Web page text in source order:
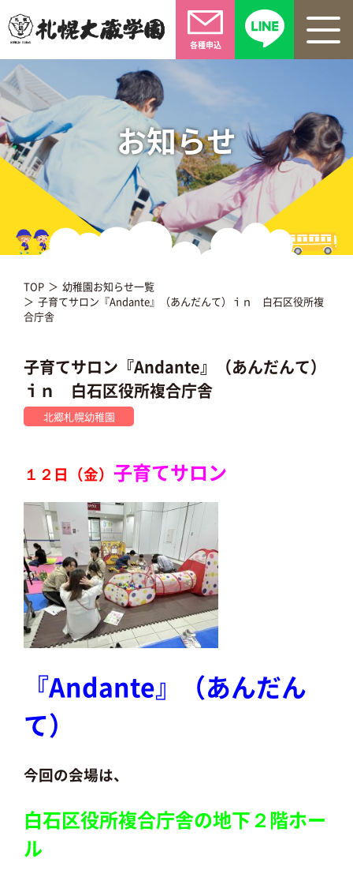
各種申込
お知らせ
TOP
幼稚園お知らせ一覧
子育てサロン『Andante』（あんだんて）ｉｎ 白石区役所複
合庁舎
子育てサロン『Andante』（あんだんて）
ｉｎ 白石区役所複合庁舎
北郷札幌幼稚園
１２日（金） 子育てサロン
『Andante』（あんだん
て）
今回の会場は、
白石区役所複合庁舎の地下２階ホー
ル